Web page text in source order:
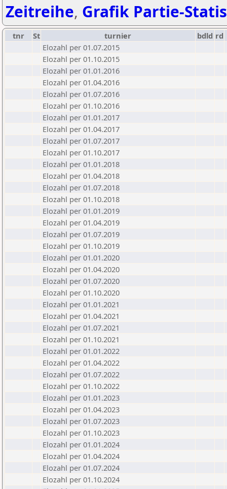
Zeitreihe, Grafik Partie-
tnr St turnier bdld rd
Elozahl per 01.07.2015
Elozahl per 01.10.2015
Elozahl per 01.01.2016
Elozahl per 01.04.2016
Elozahl per 01.07.2016
Elozahl per 01.10.2016
Elozahl per 01.01.2017
Elozahl per 01.04.2017
Elozahl per 01.07.2017
Elozahl per 01.10.2017
Elozahl per 01.01.2018
Elozahl per 01.04.2018
Elozahl per 01.07.2018
Elozahl per 01.10.2018
Elozahl per 01.01.2019
Elozahl per 01.04.2019
Elozahl per 01.07.2019
Elozahl per 01.10.2019
Elozahl per 01.01.2020
Elozahl per 01.04.2020
Elozahl per 01.07.2020
Elozahl per 01.10.2020
Elozahl per 01.01.2021
Elozahl per 01.04.2021
Elozahl per 01.07.2021
Elozahl per 01.10.2021
Elozahl per 01.01.2022
Elozahl per 01.04.2022
Elozahl per 01.07.2022
Elozahl per 01.10.2022
Elozahl per 01.01.2023
Elozahl per 01.04.2023
Elozahl per 01.07.2023
Elozahl per 01.10.2023
Elozahl per 01.01.2024
Elozahl per 01.04.2024
Elozahl per 01.07.2024
Elozahl per 01.10.2024